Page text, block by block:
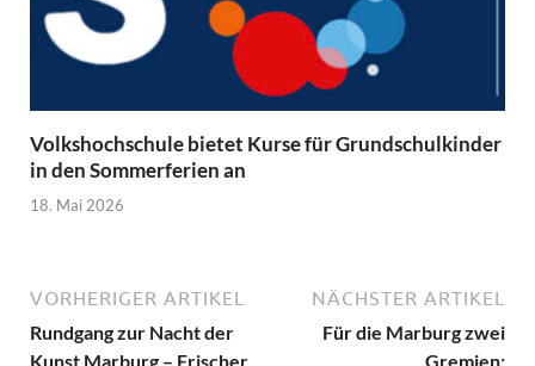
Volkshochschule bietet Kurse für Grundschulkinder
in den Sommerferien an
18. Mai 2026
VORHERIGER ARTIKEL
Rundgang zur Nacht der
Kunst Marburg – Frischer
NÄCHSTER ARTIKEL
Für die Marburg zwei
Gremien: